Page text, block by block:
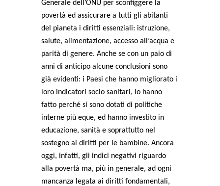
Generale dell’ONU per sconfiggere la
povertà ed assicurare a tutti gli abitanti
del pianeta i diritti essenziali: istruzione,
salute, alimentazione, accesso all’acqua e
parità di genere. Anche se con un paio di
anni di anticipo alcune conclusioni sono
già evidenti: i Paesi che hanno migliorato i
loro indicatori socio sanitari, lo hanno
fatto perché si sono dotati di politiche
interne più eque, ed hanno investito in
educazione, sanità e soprattutto nel
sostegno ai diritti per le bambine. Ancora
oggi, infatti, gli indici negativi riguardo
alla povertà ma, più in generale, ad ogni
mancanza legata ai diritti fondamentali,